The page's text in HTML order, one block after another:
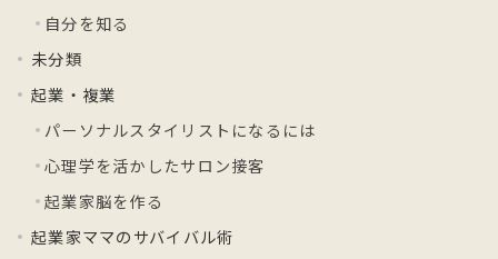
自分を知る
未分類
起業・複業
パーソナルスタイリストになるには
心理学を活かしたサロン接客
起業家脳を作る
起業家ママのサバイバル術